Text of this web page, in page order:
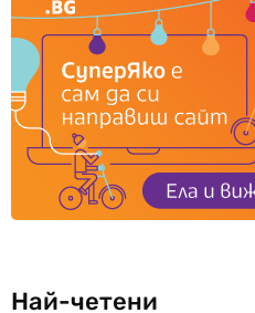
Най-четени